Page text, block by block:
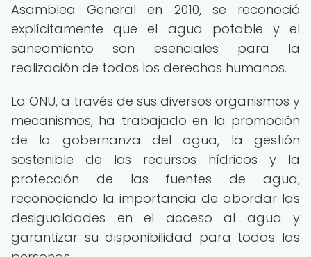
Asamblea General en 2010, se reconoció
explícitamente que el agua potable y el
saneamiento son esenciales para la
realización de todos los derechos humanos.
La ONU, a través de sus diversos organismos y
mecanismos, ha trabajado en la promoción
de la gobernanza del agua, la gestión
sostenible de los recursos hídricos y la
protección de las fuentes de agua,
reconociendo la importancia de abordar las
desigualdades en el acceso al agua y
garantizar su disponibilidad para todas las